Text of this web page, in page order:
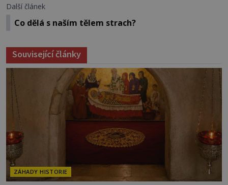
Další článek
Co dělá s naším tělem strach?
Související články
ZÁHADY HISTORIE